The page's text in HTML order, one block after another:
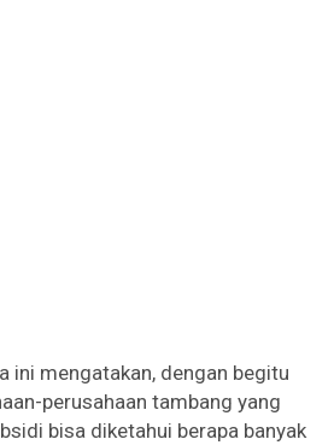
ini mengatakan, dengan begitu
perusahaan tambang yang
bisa diketahui berapa banyak